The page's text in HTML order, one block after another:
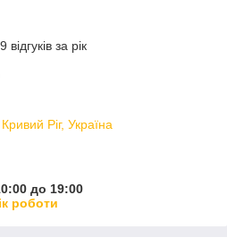
за рік
Ріг, Україна
до 19:00
роботи